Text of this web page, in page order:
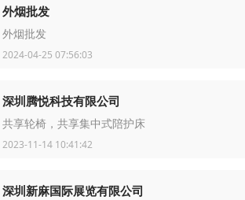
外烟批发
外烟批发
2024-04-25 07:56:03
深圳腾悦科技有限公司
共享轮椅，共享集中式陪护床
2023-11-14 10:41:42
深圳新麻国际展览有限公司